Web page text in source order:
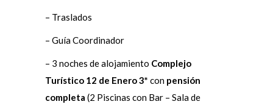
– Traslados
– Guía Coordinador
– 3 noches de alojamiento Complejo
Turístico 12 de Enero3* con pensión
completa (2 Piscinas con Bar – Sala de